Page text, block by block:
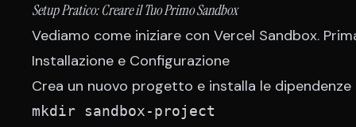
Setup Pratico: Creare il Tuo Primo Sandbox
Vediamo come iniziare con Vercel Sandbox.
Installazione e Configurazione
Crea un nuovo progetto e installa le
mkdir sandbox-project